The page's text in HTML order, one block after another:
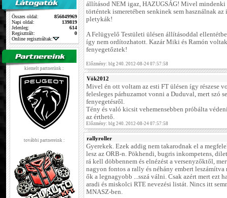
Összes oldal:
856049969
Napi oldal:
139819
Jelenleg:
614
Regisztrált:
0
Online regisztráltak:
kiemelt partnerünk :
további partnereink :
állításod NEM igaz, HAZUGSÁG! Mivel mindenki
történtek ismeretében senkinek sem használnak
pletykák!
A Felügyelő Testületi ülésen állításoddal
így nem ordítozhatott. Kazár Miki és Ramón
fenyegetőztek!
Előzmény: blg 240. 2012-08-24 07:57:58
Vök2012
Mivel én ott voltam az esti FT ülésen így részese
felesleges párhuzamot vonni a Duduval, mert szó
fenyegetésről.
Tény és való kicsit vehemensebben próbálta
az érthető.
Előzmény: blg 240. 2012-08-24 07:57:58
rallyroller
Gyerekek. Ezek addig nem takarodnak el a
lesz az ORB-n. Pökhendi, bugris inkompetens,
rá kell döbbennem és elnézést a versenyzőktől,
nagyon fontos a rally és néhány embert
ők a legnagyobb ...sszá válni. Csak azért mert ezt
aradi és miskolci RTE nevezési listát. Nincs itt
MNASZ-ben.